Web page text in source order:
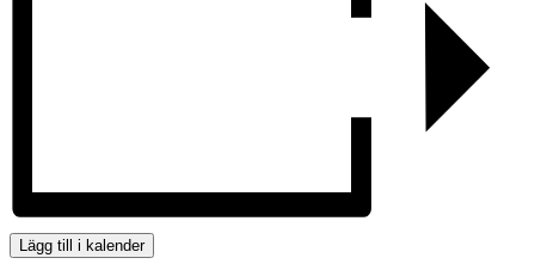
Lägg till i kalender